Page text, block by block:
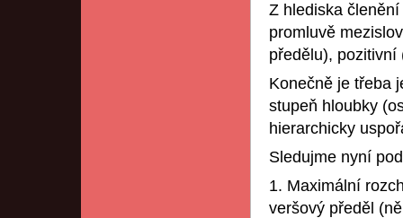
Z hlediska
promluvě
předělu),
Konečně je třeba
stupeň hloubky
hierarchicky
Sledujme nyní
1. Maximální
veršový předěl